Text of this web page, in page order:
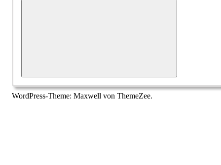
Suchen
WordPress-Theme: Maxwell von ThemeZee.